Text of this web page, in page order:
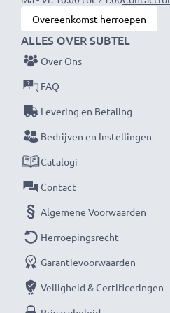
Elke CELLONIC accu wordt
prestaties en
levering & 3 jaar garantie!
Overeenkomst herroepen
ALLES OVER SUBTEL
Over Ons
FAQ
Levering en Betaling
Bedrijven en Instellingen
Catalogi
Contact
Algemene Voorwaarden
Herroepingsrecht
Garantievoorwaarden
Veiligheid & Certificeringen